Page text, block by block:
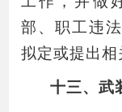
部、职工违
拟定或提出相
十三、武